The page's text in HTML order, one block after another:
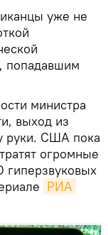
уже не
попадавшим
министра
выход из
руки. США пока
огромные
гиперзвуковых
РИА